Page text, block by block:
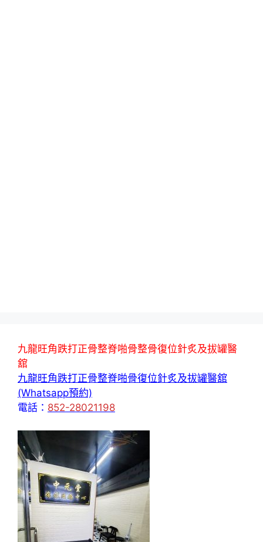
九龍旺角跌打正骨整脊啪骨整骨復位針炙及拔罐醫
舘
九龍旺角跌打正骨整脊啪骨復位針炙及拔罐醫舘
(Whatsapp預約)
電話： 852-28021198